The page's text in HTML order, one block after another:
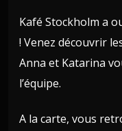
Kafé Stockholm a
! Venez découvrir
Anna et Katarina
l’équipe.
A la carte, vous